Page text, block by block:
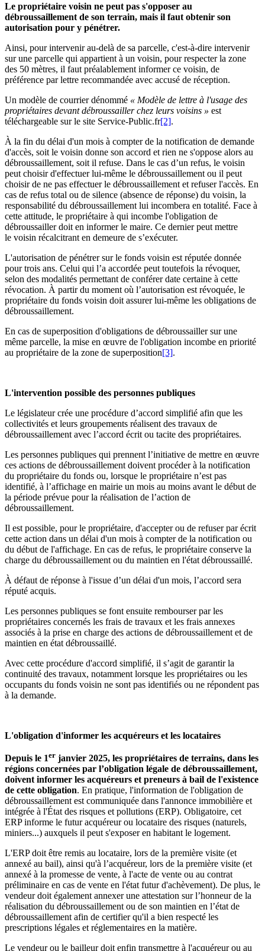
Le propriétaire voisin ne peut pas s'opposer au
débroussaillement de son terrain, mais il faut obtenir son
autorisation pour y pénétrer.
Ainsi, pour intervenir au-delà de sa parcelle, c'est-à-dire intervenir
sur une parcelle qui appartient à un voisin, pour respecter la zone
des 50 mètres, il faut préalablement informer ce voisin, de
préférence par lettre recommandée avec accusé de réception.
Un modèle de courrier dénommé « Modèle de lettre à l'usage des
propriétaires devant débroussailler chez leurs voisins » est
téléchargeable sur le site Service-Public.fr[2].
À la fin du délai d'un mois à compter de la notification de demande
d'accès, soit le voisin donne son accord et rien ne s'oppose alors au
débroussaillement, soit il refuse. Dans le cas d’un refus, le voisin
peut choisir d'effectuer lui-même le débroussaillement ou il peut
choisir de ne pas effectuer le débroussaillement et refuser l'accès. En
cas de refus total ou de silence (absence de réponse) du voisin, la
responsabilité du débroussaillement lui incombera en totalité. Face à
cette attitude, le propriétaire à qui incombe l'obligation de
débroussailler doit en informer le maire. Ce dernier peut mettre
le voisin récalcitrant en demeure de s’exécuter.
L'autorisation de pénétrer sur le fonds voisin est réputée donnée
pour trois ans. Celui qui l’a accordée peut toutefois la révoquer,
selon des modalités permettant de conférer date certaine à cette
révocation. À partir du moment où l’autorisation est révoquée, le
propriétaire du fonds voisin doit assurer lui-même les obligations de
débroussaillement.
En cas de superposition d'obligations de débroussailler sur une
même parcelle, la mise en œuvre de l'obligation incombe en priorité
au propriétaire de la zone de superposition[3].
L'intervention possible des personnes publiques
Le législateur crée une procédure d’accord simplifié afin que les
collectivités et leurs groupements réalisent des travaux de
débroussaillement avec l’accord écrit ou tacite des propriétaires.
Les personnes publiques qui prennent l’initiative de mettre en œuvre
ces actions de débroussaillement doivent procéder à la notification
du propriétaire du fonds ou, lorsque le propriétaire n’est pas
identifié, à l’affichage en mairie un mois au moins avant le début de
la période prévue pour la réalisation de l’action de
débroussaillement.
Il est possible, pour le propriétaire, d'accepter ou de refuser par écrit
cette action dans un délai d'un mois à compter de la notification ou
du début de l'affichage. En cas de refus, le propriétaire conserve la
charge du débroussaillement ou du maintien en l'état débroussaillé.
À défaut de réponse à l'issue d’un délai d'un mois, l’accord sera
réputé acquis.
Les personnes publiques se font ensuite rembourser par les
propriétaires concernés les frais de travaux et les frais annexes
associés à la prise en charge des actions de débroussaillement et de
maintien en état débroussaillé.
Avec cette procédure d'accord simplifié, il s’agit de garantir la
continuité des travaux, notamment lorsque les propriétaires ou les
occupants du fonds voisin ne sont pas identifiés ou ne répondent pas
à la demande.
L'obligation d'informer les acquéreurs et les locataires
Depuis le 1er janvier 2025, les propriétaires de terrains, dans les
régions concernées par l’obligation légale de débroussaillement,
doivent informer les acquéreurs et preneurs à bail de l'existence
de cette obligation. En pratique, l'information de l'obligation de
débroussaillement est communiquée dans l'annonce immobilière et
intégrée à l'État des risques et pollutions (ERP). Obligatoire, cet
ERP informe le futur acquéreur ou locataire des risques (naturels,
miniers...) auxquels il peut s'exposer en habitant le logement.
L'ERP doit être remis au locataire, lors de la première visite (et
annexé au bail), ainsi qu'à l’acquéreur, lors de la première visite (et
annexé à la promesse de vente, à l'acte de vente ou au contrat
préliminaire en cas de vente en l'état futur d'achèvement). De plus, le
vendeur doit également annexer une attestation sur l’honneur de la
réalisation du débroussaillement ou de son maintien en l’état de
débroussaillement afin de certifier qu'il a bien respecté les
prescriptions légales et réglementaires en la matière.
Le vendeur ou le bailleur doit enfin transmettre à l'acquéreur ou au